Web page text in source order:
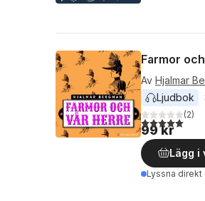
Farmor
Av Hjalmar
Ljudbok
5,0utav 5(2)
99 kr
Lägg i
Lyssna